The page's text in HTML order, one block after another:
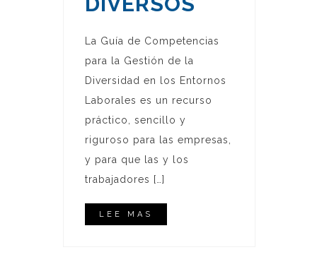
La Guía de Competencias
para la Gestión de la
Diversidad en los Entornos
Laborales es un recurso
práctico, sencillo y
riguroso para las empresas,
y para que las y los
trabajadores […]
LEE MAS